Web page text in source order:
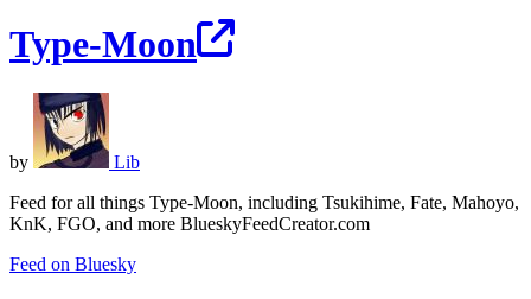
Type-Moon
by
Lib
Feed for all things Type-Moon, including Tsukihime, Fate, Mahoyo,
KnK, FGO, and more BlueskyFeedCreator.com
Feed on Bluesky